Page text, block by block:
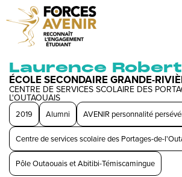
Laurence
ÉCOLE SECONDAIRE GRANDE-
CENTRE DE SERVICES SCOLAIRE DES
L'OUTAOUAIS
2019 Alumni AVENIR personnalité
Centre de services scolaire des Portages-de-
Pôle Outaouais et Abitibi-Témiscamingue